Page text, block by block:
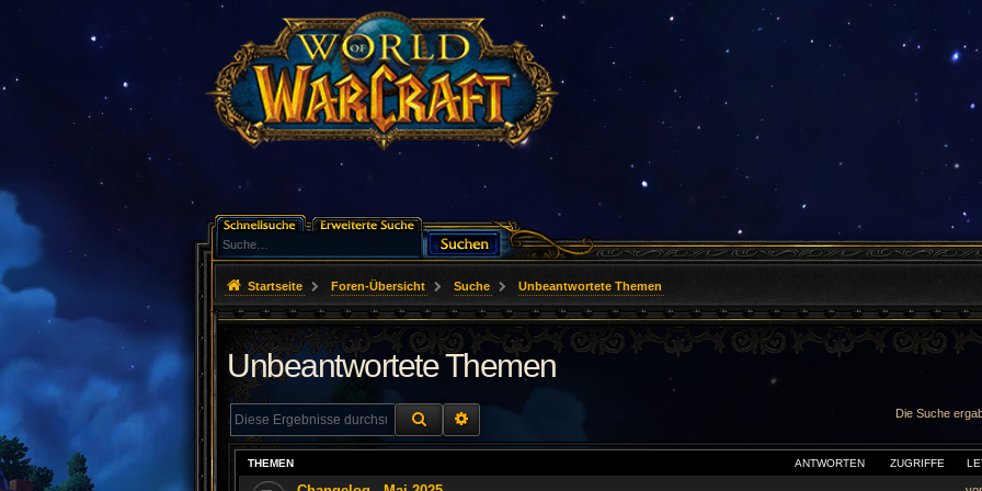
Startseite Foren-Übersicht Suche Unbeantwortete Themen
Unbeantwortete Themen
SUCHE Die Suche
THEMEN ANTWORTEN ZUGRIFFE